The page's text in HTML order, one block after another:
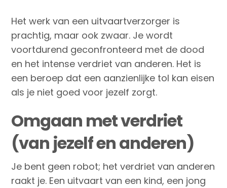
Het werk van een uitvaartverzorger is
prachtig, maar ook zwaar. Je wordt
voortdurend geconfronteerd met de dood
en het intense verdriet van anderen. Het is
een beroep dat een aanzienlijke tol kan eisen
als je niet goed voor jezelf zorgt.
Omgaan met verdriet
(van jezelf en anderen)
Je bent geen robot; het verdriet van anderen
raakt je. Een uitvaart van een kind, een jong